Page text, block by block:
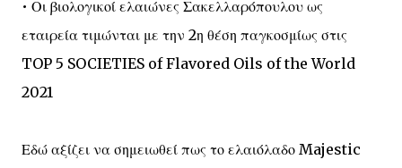
• Οι βιολογικοί ελαιώνες Σακελλαρόπουλου ως
εταιρεία τιμώνται με την 2η θέση παγκοσμίως στις
TOP 5 SOCIETIES of Flavored Oils of the World
2021
Εδώ αξίζει να σημειωθεί πως το ελαιόλαδο Majestic